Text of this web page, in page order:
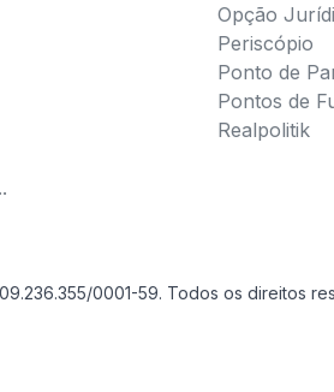
Opção
Periscópio
Ponto de
Pontos de
Realpolitik
0001-59. Todos os direitos